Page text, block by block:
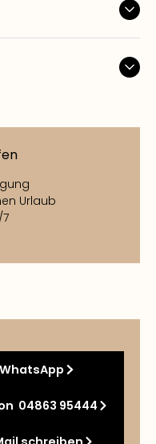
Urlaub
WhatsApp
04863 95444